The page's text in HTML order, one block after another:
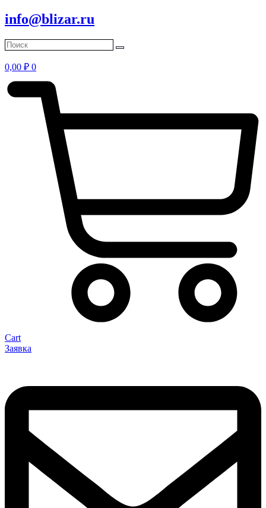
info@blizar.ru
0,00 ₽ 0
Cart
Заявка